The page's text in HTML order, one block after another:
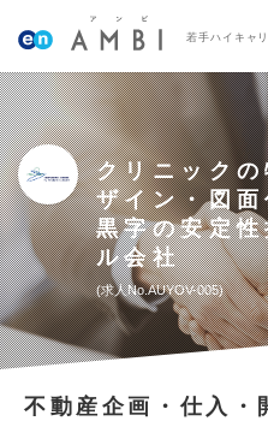
若手ハイキャ
クリニック
ザイン・図
黒字の安定
ル会社
求人No.AUYOV-005
不動産企画・仕入・